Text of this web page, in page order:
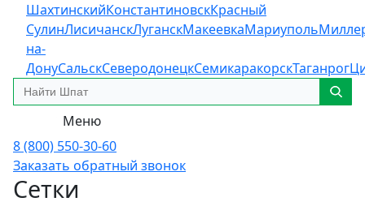
ШахтинскийКонстантиновскКрасный
СулинЛисичанскЛуганскМакеевкаМариуполь
на-
ДонуСальскСеверодонецкСемикаракорскТаганрог
Меню
8 (800) 550-30-60
Заказать обратный звонок
Сетки